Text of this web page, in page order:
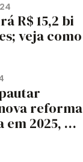
R$ 15,2 bi
veja como
reforma
2025, diz